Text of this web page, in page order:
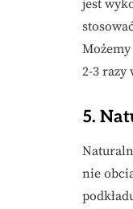
jest
2-3 razy
5.
nie